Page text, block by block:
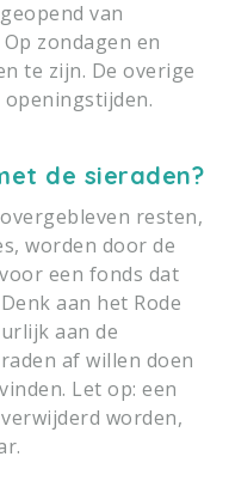
van
zondagen en
te zijn. De overige
de sieraden?
resten,
worden door de
een fonds dat
aan het Rode
aan de
af willen doen
Let op: een
worden,